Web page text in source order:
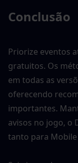
Conclusão
Priorize eventos
gratuitos. Os
em todas as
oferecendo
importantes.
avisos no jogo, o
tanto para